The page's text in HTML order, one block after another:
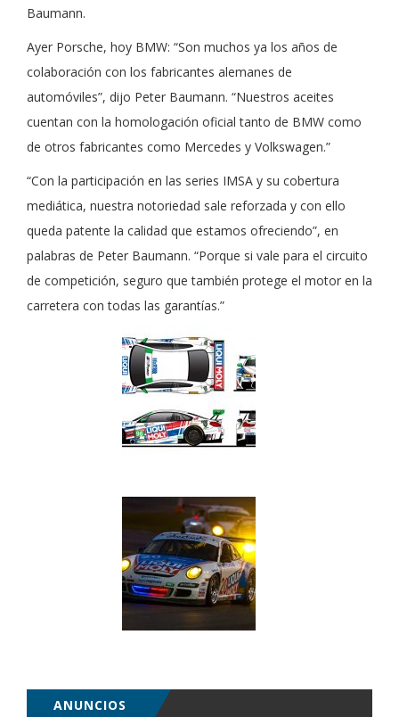
Baumann.
Ayer Porsche, hoy BMW: “Son muchos ya los años de
colaboración con los fabricantes alemanes de
automóviles”, dijo Peter Baumann. “Nuestros aceites
cuentan con la homologación oficial tanto de BMW como
de otros fabricantes como Mercedes y Volkswagen.”
“Con la participación en las series IMSA y su cobertura
mediática, nuestra notoriedad sale reforzada y con ello
queda patente la calidad que estamos ofreciendo”, en
palabras de Peter Baumann. “Porque si vale para el circuito
de competición, seguro que también protege el motor en la
carretera con todas las garantías.”
ANUNCIOS